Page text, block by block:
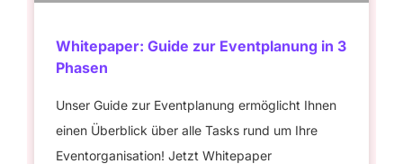
Whitepaper: Guide zur Eventplanung in 3
Phasen
Unser Guide zur Eventplanung ermöglicht Ihnen
einen Überblick über alle Tasks rund um Ihre
Eventorganisation! Jetzt Whitepaper